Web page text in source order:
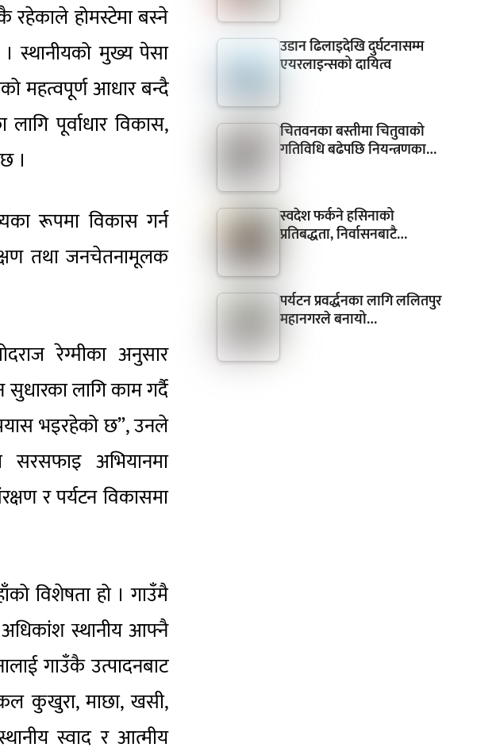
रहेकाले होमस्टेमा बस्ने
। स्थानीयको मुख्य पेसा
महत्वपूर्ण आधार बन्दै
पूर्वाधार विकास,
।
रूपमा विकास गर्न
तथा जनचेतनामूलक
रेग्मीका अनुसार
लागि काम गर्दै
भइरहेको छ”, उनले
सरसफाइ अभियानमा
र पर्यटन विकासमा
विशेषता हो । गाउँमै
स्थानीय आफ्नै
गाउँकै उत्पादनबाट
कुखुरा, माछा, खसी,
स्वाद र आत्मीय
उडान ढिलाइदेखि दुर्घटनासम्म
एयरलाइन्सको दायित्व
चितवनका बस्तीमा चितुवाको
गतिविधि बढेपछि नियन्त्रणका…
स्वदेश फर्कने हसिनाको
प्रतिबद्धता, निर्वासनबाटै…
पर्यटन प्रवर्द्धनका लागि ललितपुर
महानगरले बनायो…